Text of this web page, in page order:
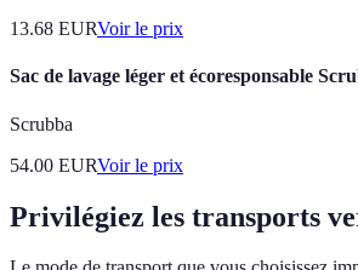
13.68 EURVoir le prix
Sac de lavage léger et écoresponsable
Scrubba
54.00 EURVoir le prix
Privilégiez les transports